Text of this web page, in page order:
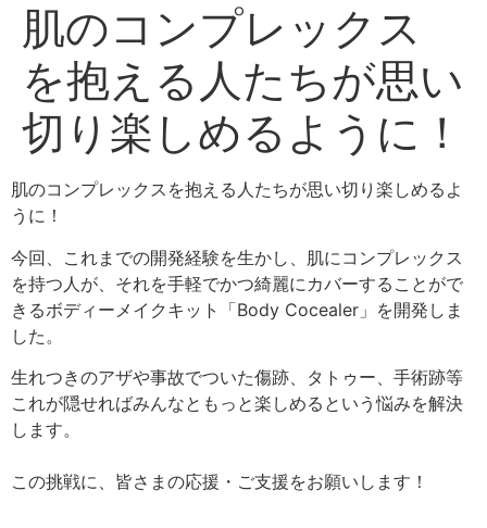
肌のコンプレックス
を抱える人たちが思い
切り楽しめるように！
肌のコンプレックスを抱える人たちが思い切り楽しめるよ
うに！
今回、これまでの開発経験を生かし、肌にコンプレックス
を持つ人が、それを手軽でかつ綺麗にカバーすることがで
きるボディーメイクキット「Body Cocealer」を開発しま
した。
生れつきのアザや事故でついた傷跡、タトゥー、手術跡等
これが隠せればみんなともっと楽しめるという悩みを解決
します。
この挑戦に、皆さまの応援・ご支援をお願いします！